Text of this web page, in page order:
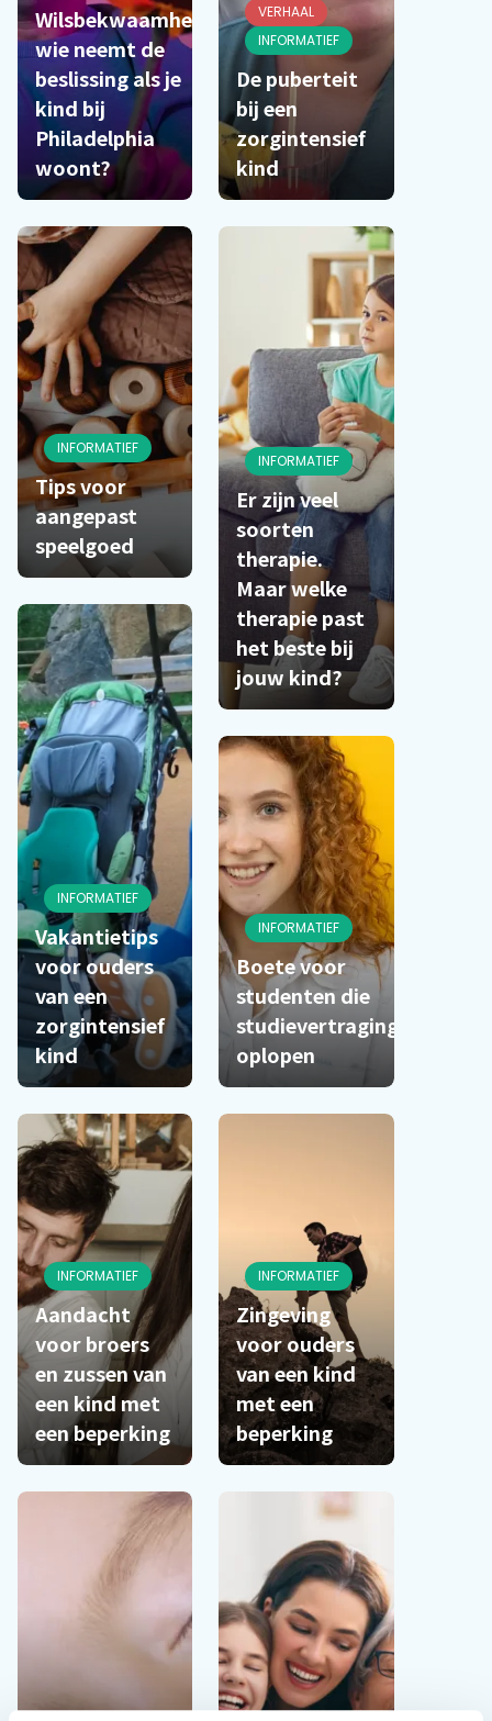
Wilsbekwaamheid:
wie neemt de
beslissing als je
kind bij
Philadelphia
woont?
VERHAAL
INFORMATIEF
De puberteit
bij een
zorgintensief
kind
INFORMATIEF
Tips voor
aangepast
speelgoed
INFORMATIEF
Er zijn veel
soorten
therapie.
Maar welke
therapie past
het beste bij
jouw kind?
INFORMATIEF
Vakantietips
voor ouders
van een
zorgintensief
kind
INFORMATIEF
Boete voor
studenten die
studievertraging
oplopen
INFORMATIEF
Aandacht
voor broers
en zussen van
een kind met
een beperking
INFORMATIEF
Zingeving
voor ouders
van een kind
met een
beperking